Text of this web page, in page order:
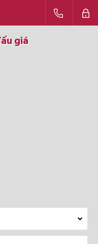
giá
giá
giá